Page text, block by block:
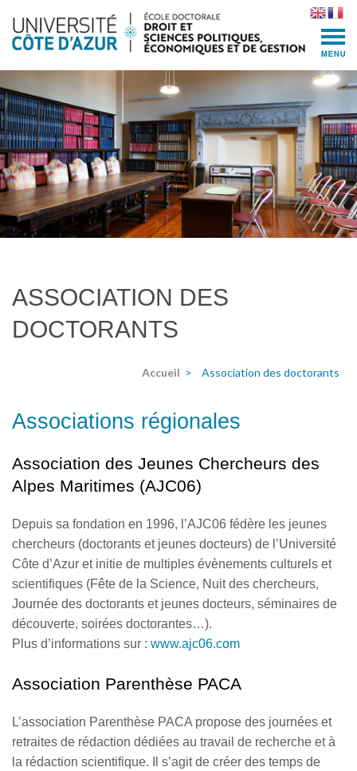
content
(Press
Enter)
ASSOCIATION DES
DOCTORANTS
Accueil > Association des doctorants
Associations régionales
Association des Jeunes Chercheurs des
Alpes Maritimes (AJC06)
Depuis sa fondation en 1996, l’AJC06 fédère les jeunes
chercheurs (doctorants et jeunes docteurs) de l’Université
Côte d’Azur et initie de multiples évènements culturels et
scientifiques (Fête de la Science, Nuit des chercheurs,
Journée des doctorants et jeunes docteurs, séminaires de
découverte, soirées doctorantes…).
Plus d’informations sur : www.ajc06.com
Association Parenthèse PACA
L’association Parenthèse PACA propose des journées et
retraites de rédaction dédiées au travail de recherche et à
la rédaction scientifique. Il s’agit de créer des temps de